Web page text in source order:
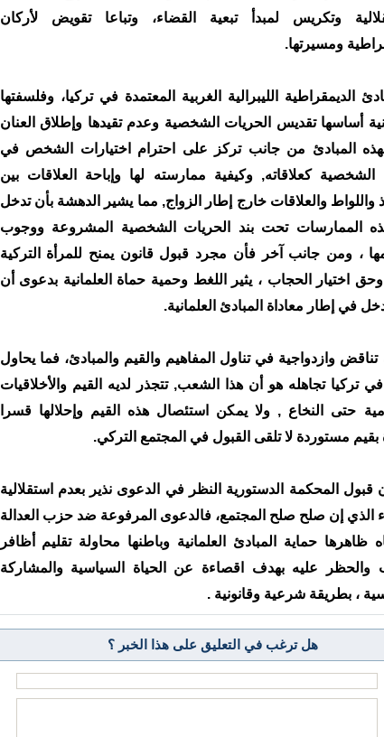
وتكريس لمبدأ تبعية القضاء، وتباعا تقويض لأركان
ومسيرتها.
الديمقراطية الليبرالية الغربية المعتمدة في تركيا، وفلسفتها
أساسها تقديس الحريات الشخصية وعدم تقيدها وإطلاق العنان
المبادئ من جانب تركز على احترام اختيارات الشخص في
الشخصية كعلاقاته, وكيفية ممارسته لها وإباحة العلاقات بين
واللواط والعلاقات خارج إطار الزواج, مما يشير الدهشة بأن تدخل
الممارسات تحت بند الحريات الشخصية المشروعة ووجوب
، ومن جانب آخر فأن مجرد قبول قانون يمنح للمرأة التركية
اختيار الحجاب ، يثير اللغط وحمية حماة العلمانية بدعوى أن
في إطار معاداة المبادئ العلمانية.
تناقض وازدواجية في تناول المفاهيم والقيم والمبادئ، فما يحاول
في تركيا تجاهله هو أن هذا الشعب, تتجذر لديه القيم والأخلاقيات
حتى النخاع , ولا يمكن استئصال هذه القيم وإحلالها قسرا
بقيم مستوردة لا تلقى القبول في المجتمع التركي.
قبول المحكمة الدستورية النظر في الدعوى نذير بعدم استقلالية
الذي إن صلح صلح المجتمع، فالدعوى المرفوعة ضد حزب العدالة
ظاهرها حماية المبادئ العلمانية وباطنها محاولة تقليم أظافر
والحظر عليه بهدف اقصاءة عن الحياة السياسية والمشاركة
، بطريقة شرعية وقانونية .
هل ترغب في التعليق على هذا الخبر ؟